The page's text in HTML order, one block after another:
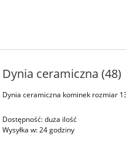
Dynia ceramiczna (48)
Dynia ceramiczna kominek rozmiar
Dostępność:duża ilość
Wysyłka w:24 godziny